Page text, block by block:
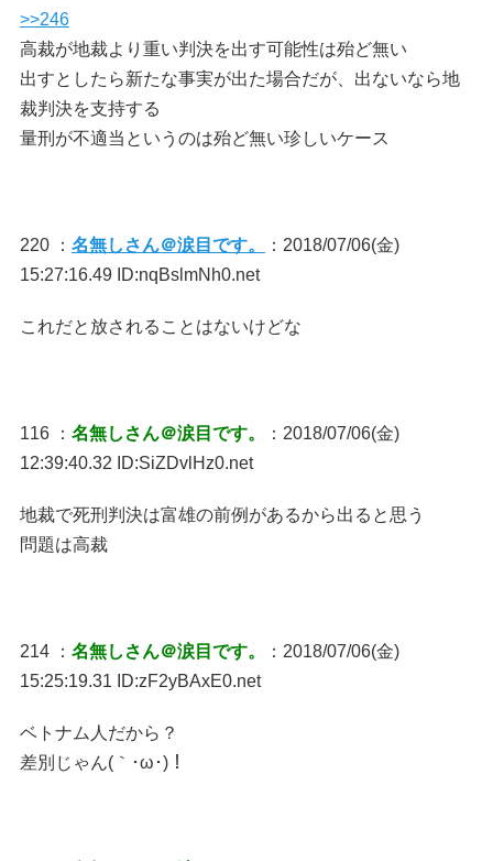
>>246
高裁が地裁より重い判決を出す可能性は殆ど無い
出すとしたら新たな事実が出た場合だが、出ないなら地
裁判決を支持する
量刑が不適当というのは殆ど無い珍しいケース
220 ： 名無しさん＠涙目です。
：2018/07/06(金)
15:27:16.49 ID:nqBslmNh0.net
これだと放されることはないけどな
116 ： 名無しさん＠涙目です。
：2018/07/06(金)
12:39:40.32 ID:SiZDvlHz0.net
地裁で死刑判決は富雄の前例があるから出ると思う
問題は高裁
214 ： 名無しさん＠涙目です。
：2018/07/06(金)
15:25:19.31 ID:zF2yBAxE0.net
ベトナム人だから？
差別じゃん(｀･ω･)！